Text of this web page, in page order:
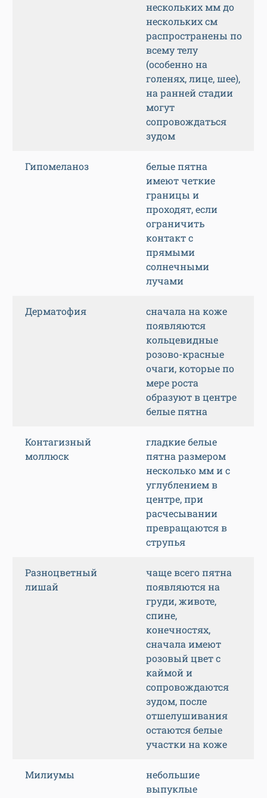
нескольких мм до
нескольких см
распространены по
всему телу
(особенно на
голенях, лице, шее),
на ранней стадии
могут
сопровождаться
зудом
Гипомеланоз
белые пятна
имеют четкие
границы и
проходят, если
ограничить
контакт с
прямыми
солнечными
лучами
Дерматофия
сначала на коже
появляются
кольцевидные
розово-красные
очаги, которые по
мере роста
образуют в центре
белые пятна
Контагизный
моллюск
гладкие белые
пятна размером
несколько мм и с
углублением в
центре, при
расчесывании
превращаются в
струпья
Разноцветный
лишай
чаще всего пятна
появляются на
груди, животе,
спине,
конечностях,
сначала имеют
розовый цвет с
каймой и
сопровождаются
зудом, после
отшелушивания
остаются белые
участки на коже
Милиумы
небольшие
выпуклые